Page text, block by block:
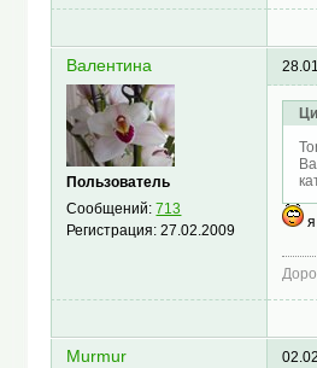
Валентина
Пользователь
Сообщений:713
Регистрация:27.02.2009
Murmur